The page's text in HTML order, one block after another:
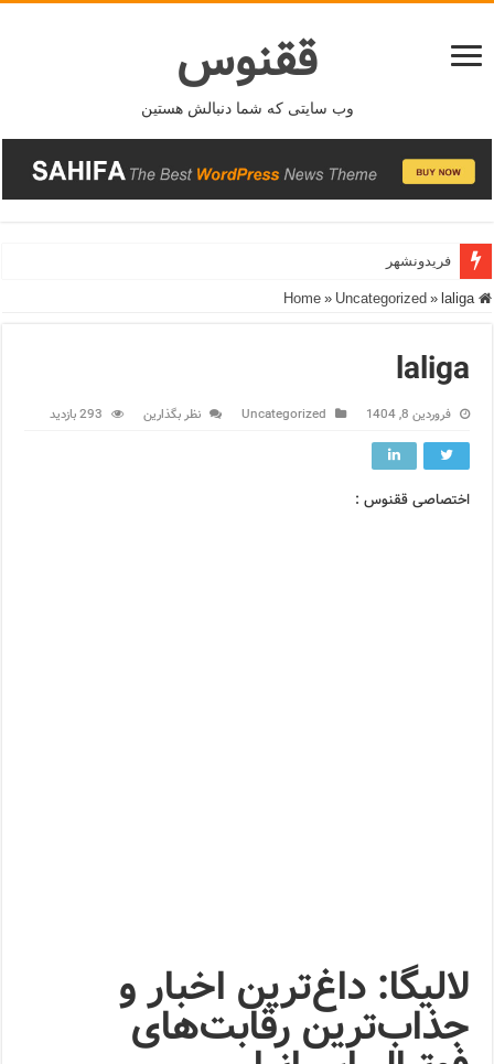
ققنوس
وب سایتی که شما دنبالش هستین
فریدونشهر
Home
» Uncategorized » laliga
laliga
فروردین 8, 1404 Uncategorized نظر بگذارین 293 بازدید
اختصاصی ققنوس :
لالیگا: داغ‌ترین اخبار و
جذاب‌ترین رقابت‌های